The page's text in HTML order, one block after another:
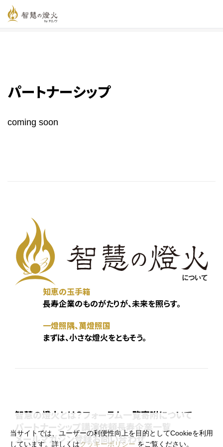
智慧の燈火オンライン
パートナーシップ
coming soon
知恵の玉手箱
長寿企業のものがたりが、未来を照らす。
一燈照隅、萬燈照国
まずは、小さな燈火をともそう。
智慧の燈火とは？フォーラム一覧寄附について
パートナーシップ講演依頼長寿企業一覧
メールマガジン登録お問い合わせ
当サイトでは、ユーザーの利便性向上を目的としてCookieを利用
しています。詳しくはクッキーポリシー をご覧ください。